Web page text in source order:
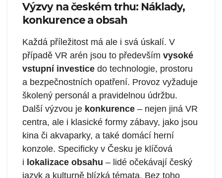
Výzvy na českém trhu: Náklady,
konkurence a obsah
Každá příležitost má ale i svá úskalí. V
případě VR arén jsou to především vysoké
vstupní investice do technologie, prostoru
a bezpečnostních opatření. Provoz vyžaduje
školený personál a pravidelnou údržbu.
Další výzvou je konkurence – nejen jiná VR
centra, ale i klasické formy zábavy, jako jsou
kina či akvaparky, a také domácí herní
konzole. Specificky v Česku je klíčová
i lokalizace obsahu – lidé očekávají český
jazyk a kulturně blízká témata. Bez toho